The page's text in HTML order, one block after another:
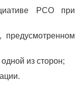
РСО при
из сторон;